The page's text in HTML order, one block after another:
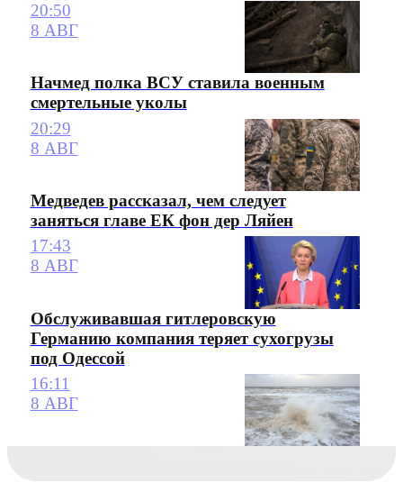
20:50
8 АВГ
Начмед полка ВСУ ставила военным
смертельные уколы
20:29
8 АВГ
Медведев рассказал, чем следует
заняться главе ЕК фон дер Ляйен
17:43
8 АВГ
Обслуживавшая гитлеровскую
Германию компания теряет сухогрузы
под Одессой
16:11
8 АВГ